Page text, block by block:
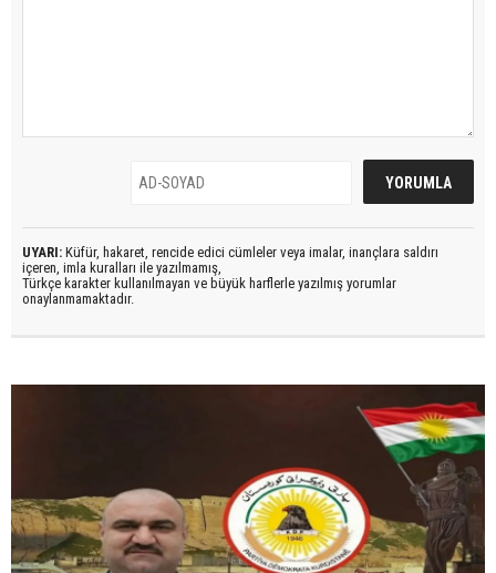
UYARI: Küfür, hakaret, rencide edici cümleler veya imalar, inançlara saldırı
içeren, imla kuralları ile yazılmamış,
Türkçe karakter kullanılmayan ve büyük harflerle yazılmış yorumlar
onaylanmamaktadır.